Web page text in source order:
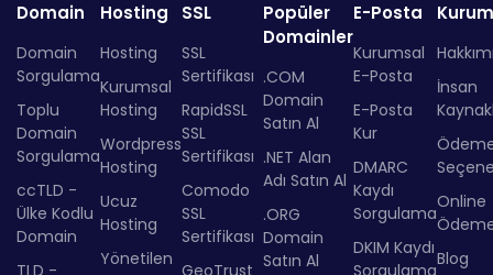
Domain
Domain
Sorgulama
Toplu
Domain
Sorgulama
ccTLD -
Ülke Kodlu
Domain
Hosting
Hosting
Kurumsal
Hosting
Wordpress
Hosting
Ucuz
Hosting
Yönetilen
SSL
SSL
Sertifikası
RapidSSL
SSL
Sertifikası
Comodo
SSL
Sertifikası
Popüler
Domainler
.COM
Domain
Satın Al
.NET Alan
Adı Satın Al
.ORG
Domain
Satın Al
E-Posta
Kurumsal
E-Posta
E-Posta
Kur
DMARC
Kaydı
Sorgulama
DKIM Kaydı
İnsan
Online
Blog